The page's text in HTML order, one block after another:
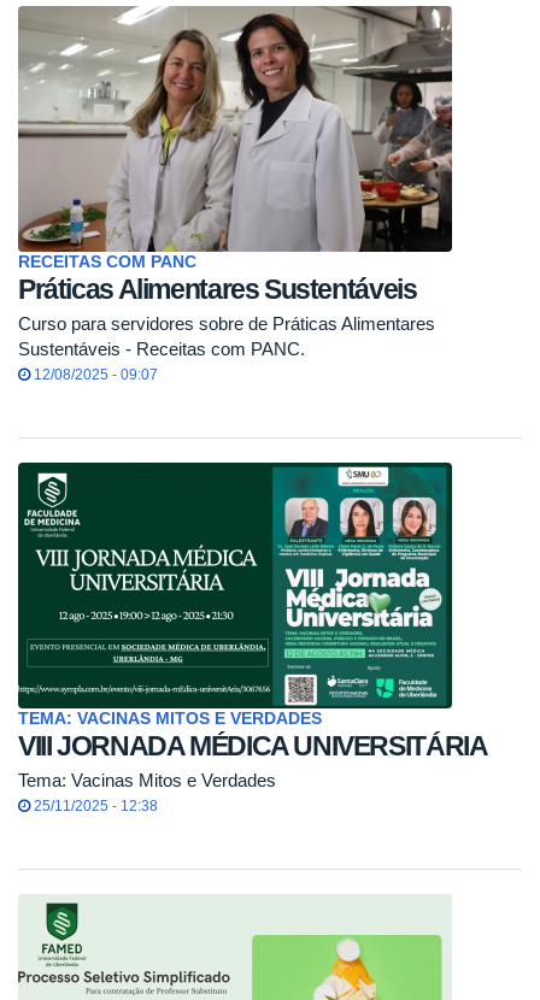
RECEITAS COM PANC
Práticas Alimentares Sustentáveis
Curso para servidores sobre de Práticas Alimentares
Sustentáveis - Receitas com PANC.
12/08/2025 - 09:07
TEMA: VACINAS MITOS E VERDADES
VIII JORNADA MÉDICA UNIVERSITÁRIA
Tema: Vacinas Mitos e Verdades
25/11/2025 - 12:38